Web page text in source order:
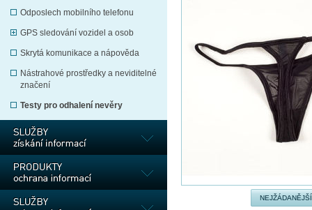
Odposlech mobilního telefonu
GPS sledování vozidel a osob
Skrytá komunikace a nápověda
Nástrahové prostředky a neviditelné
značení
Testy pro odhalení nevěry
NEJŽÁDANĚJŠÍ